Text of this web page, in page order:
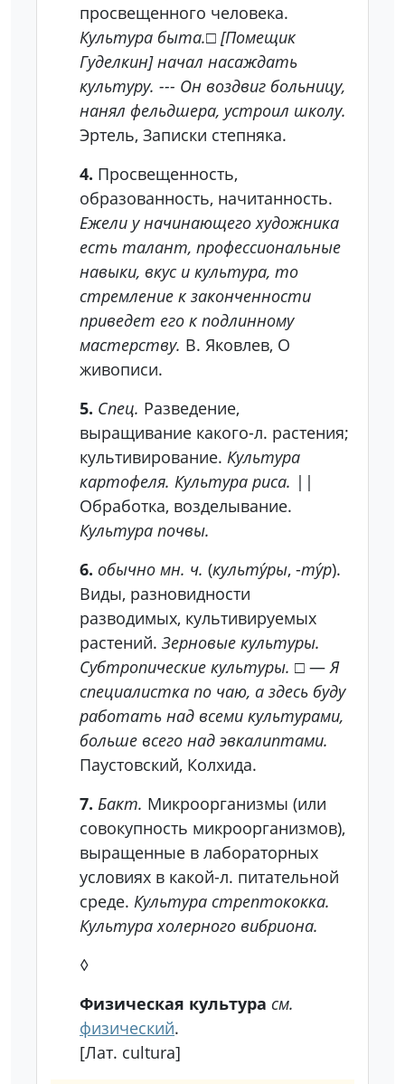
просвещенного человека.
Культура быта.□ [Помещик
Гуделкин] начал насаждать
культуру. --- Он воздвиг больницу,
нанял фельдшера, устроил школу.
Эртель, Записки степняка.
4. Просвещенность,
образованность, начитанность.
Ежели у начинающего художника
есть талант, профессиональные
навыки, вкус и культура, то
стремление к законченности
приведет его к подлинному
мастерству. В. Яковлев, О
живописи.
5. Спец. Разведение,
выращивание какого-л. растения;
культивирование. Культура
картофеля. Культура риса. ||
Обработка, возделывание.
Культура почвы.
6. обычно мн. ч. (культу́ры, -ту́р).
Виды, разновидности
разводимых, культивируемых
растений. Зерновые культуры.
Субтропические культуры. □ —Я
специалистка по чаю, а здесь буду
работать над всеми культурами,
больше всего над эвкалиптами.
Паустовский, Колхида.
7. Бакт. Микроорганизмы (или
совокупность микроорганизмов),
выращенные в лабораторных
условиях в какой-л. питательной
среде. Культура стрептококка.
Культура холерного вибриона.
◊
Физическая культура см.
физический.
[Лат. cultura]